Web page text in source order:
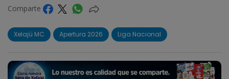
Comparte
Xelajú MC Apertura 2026 Liga Nacional